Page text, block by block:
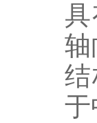
轴
于